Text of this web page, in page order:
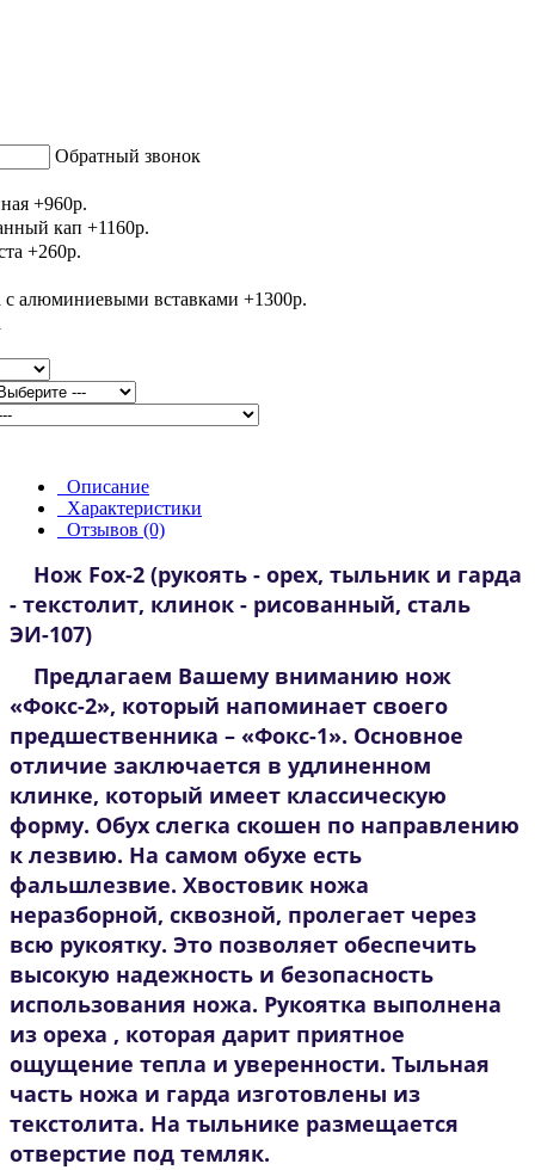
Обратный звонок
Описание
Характеристики
Отзывов (0)
Нож Fox-2 (рукоять - орех, тыльник и гарда
- текстолит, клинок - рисованный, сталь
ЭИ-107)
Предлагаем Вашему вниманию нож
«Фокс-2», который напоминает своего
предшественника – «Фокс-1». Основное
отличие заключается в удлиненном
клинке, который имеет классическую
форму. Обух слегка скошен по направлению
к лезвию. На самом обухе есть
фальшлезвие. Хвостовик ножа
неразборной, сквозной, пролегает через
всю рукоятку. Это позволяет обеспечить
высокую надежность и безопасность
использования ножа. Рукоятка выполнена
из ореха , которая дарит приятное
ощущение тепла и уверенности. Тыльная
часть ножа и гарда изготовлены из
текстолита. На тыльнике размещается
отверстие под темляк.